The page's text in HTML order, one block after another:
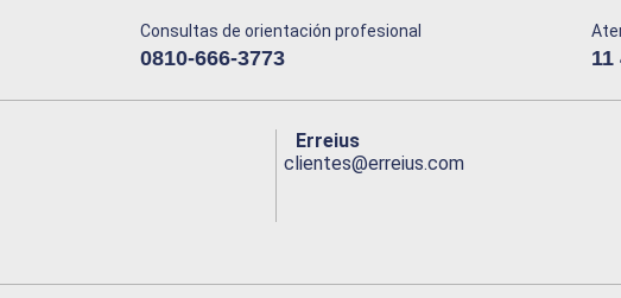
Consultas de orientación profesional
0810-666-3773 11
Erreius
clientes@erreius.com